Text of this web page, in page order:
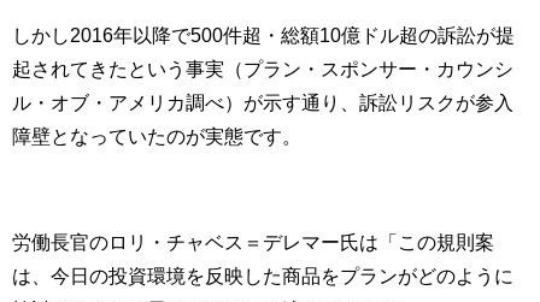
しかし2016年以降で500件超・総額10億ドル超の訴訟が提
起されてきたという事実（プラン・スポンサー・カウンシ
ル・オブ・アメリカ調べ）が示す通り、訴訟リスクが参入
障壁となっていたのが実態です。
労働長官のロリ・チャベス＝デレマー氏は「この規則案
は、今日の投資環境を反映した商品をプランがどのように